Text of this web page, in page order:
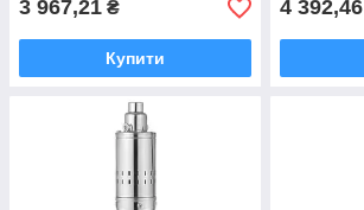
3 967,21 ₴
Купити
4 392,46